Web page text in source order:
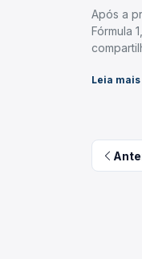
Após a
Fórmula
Leia mais